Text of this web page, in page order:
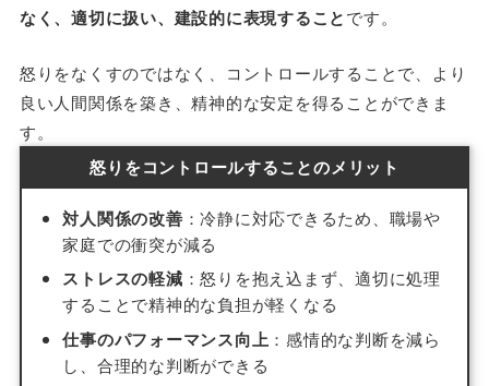
なく、適切に扱い、建設的に表現することです。
怒りをなくすのではなく、コントロールすることで、より
良い人間関係を築き、精神的な安定を得ることができま
す。
怒りをコントロールすることのメリット
対人関係の改善 ：冷静に対応できるため、職場や
家庭での衝突が減る
ストレスの軽減 ：怒りを抱え込まず、適切に処理
することで精神的な負担が軽くなる
仕事のパフォーマンス向上 ：感情的な判断を減ら
し、合理的な判断ができる